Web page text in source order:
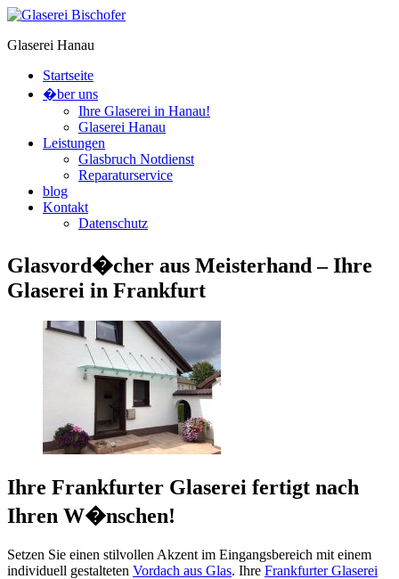
Glaserei Hanau
Startseite
�ber uns
Ihre Glaserei in Hanau!
Glaserei Hanau
Leistungen
Glasbruch Notdienst
Reparaturservice
blog
Kontakt
Datenschutz
Glasvord�cher aus Meisterhand – Ihre
Glaserei in Frankfurt
Ihre Frankfurter Glaserei fertigt nach
Ihren W�nschen!
Setzen Sie einen stilvollen Akzent im Eingangsbereich mit einem
individuell gestalteten Vordach aus Glas. Ihre Frankfurter Glaserei